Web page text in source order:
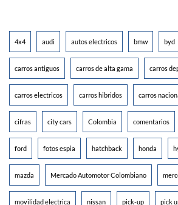
4x4 audi autos electricos bmw byd
carros antiguos carros de alta gama carros
carros electricos carros hibridos carros
cifras city cars Colombia comentarios
ford fotos espia hatchback honda
mazda Mercado Automotor Colombiano
movilidad electrica nissan pick-up pick